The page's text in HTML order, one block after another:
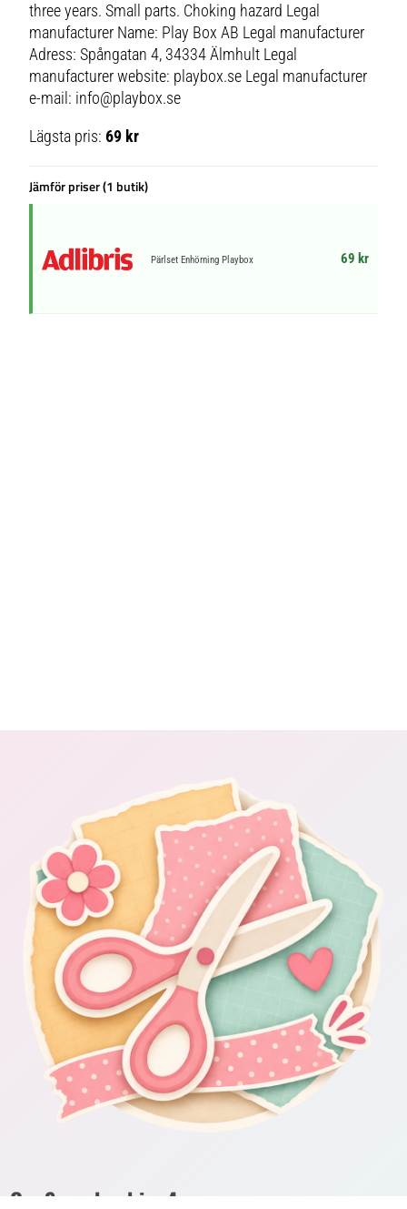
three years. Small parts. Choking hazard Legal
manufacturer Name: Play Box AB Legal manufacturer
Adress: Spångatan 4, 34334 Älmhult Legal
manufacturer website: playbox.se Legal manufacturer
e-mail: info@playbox.se
Lägsta pris:69 kr
Jämför priser (1 butik)
Pärlset Enhörning Playbox 69 kr
Om Scrapbooking4you.se